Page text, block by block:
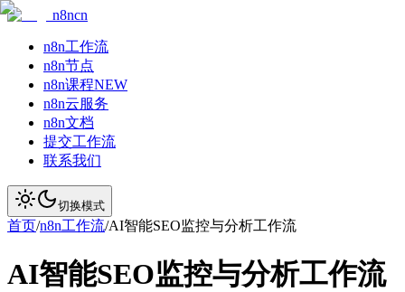
n8ncn
n8n工作流
n8n节点
n8n课程NEW
n8n云服务
n8n文档
提交工作流
联系我们
切换模式
首页/n8n工作流/AI智能SEO监控与分析工作流
AI智能SEO监控与分析工作流